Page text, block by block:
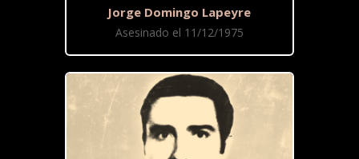
Jorge Domingo Lapeyre
Asesinado el 11/12/1975